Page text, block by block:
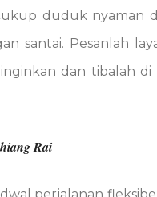
duduk nyaman
santai. Pesanlah
dan tibalah
Rai